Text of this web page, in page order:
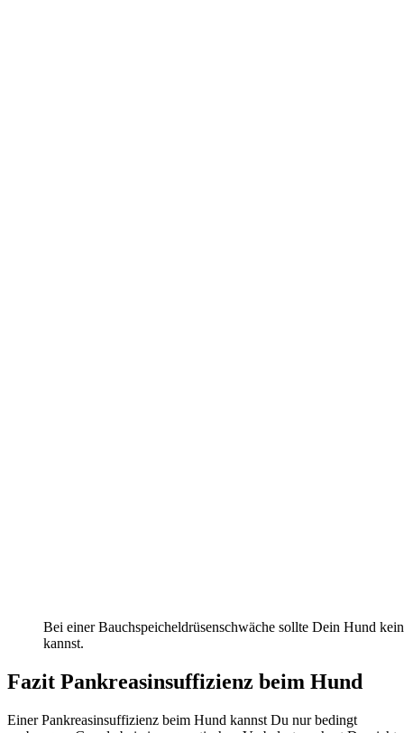
Bei einer Bauchspeicheldrüsenschwäche sollte Dein Hund
kannst.
Fazit Pankreasinsuffizienz beim Hund
Einer Pankreasinsuffizienz beim Hund kannst Du nur bedingt